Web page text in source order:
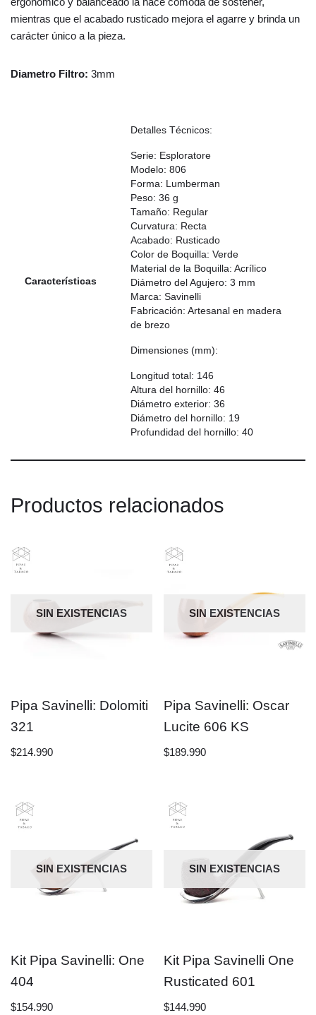
mientras que el acabado rusticado mejora el agarre y brinda un
carácter único a la pieza.
Diametro Filtro: 3mm
Características
Detalles Técnicos:
Serie: Esploratore
Modelo: 806
Forma: Lumberman
Peso: 36 g
Tamaño: Regular
Curvatura: Recta
Acabado: Rusticado
Color de Boquilla: Verde
Material de la Boquilla: Acrílico
Diámetro del Agujero: 3 mm
Marca: Savinelli
Fabricación: Artesanal en madera
de brezo
Dimensiones (mm):
Longitud total: 146
Altura del hornillo: 46
Diámetro exterior: 36
Diámetro del hornillo: 19
Profundidad del hornillo: 40
Productos relacionados
SIN EXISTENCIAS
Pipa Savinelli: Dolomiti
321
$214.990
SIN EXISTENCIAS
Pipa Savinelli: Oscar
Lucite 606 KS
$189.990
SIN EXISTENCIAS
Kit Pipa Savinelli: One
404
$154.990
SIN EXISTENCIAS
Kit Pipa Savinelli One
Rusticated 601
$144.990